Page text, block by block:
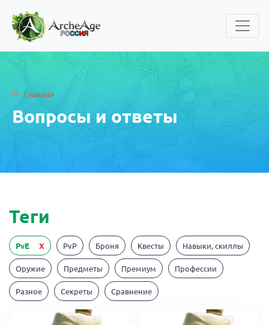
Главная
Вопросы и ответы
Теги
PvE X PvP Броня Квесты Навыки, скиллы
Оружие Предметы Премиум Профессии
Разное Секреты Сравнение